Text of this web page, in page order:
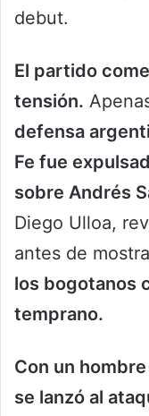
debut.
El partido
tensión.
defensa
Fe fue
sobre Andrés
Diego Ulloa,
antes de
los bogotanos
temprano.
Con un
se lanzó al